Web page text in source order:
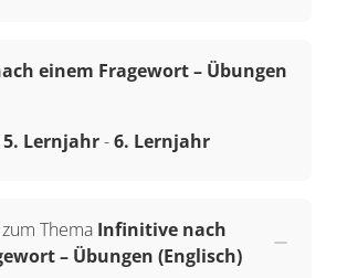
einem Fragewort – Übungen
5. Lernjahr-6. Lernjahr
Thema Infinitive nach
– Übungen (Englisch)